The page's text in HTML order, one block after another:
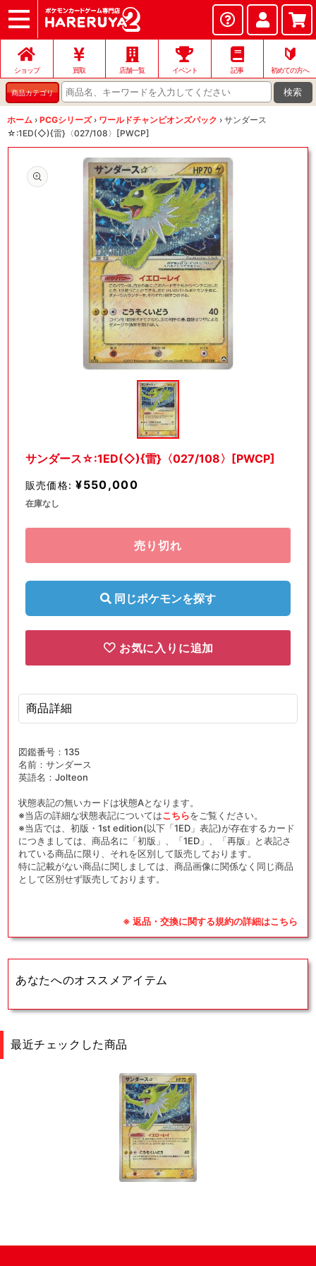
ショップ
店頭買取
ネット買取
店舗一覧
イベント
お問い合わせ
ショップ 買取 店舗一覧 イベント 記事
🔰
初めての方へ
商品カテゴリ 検索
ホーム › PCGシリーズ › ワールドチャンピオンズパック › サンダース
☆:1ED(◇){雷}〈027/108〉[PWCP]
(1)
を
サンダース☆:1ED(◇){雷}〈027/108〉[PWCP]
販売価格: ¥550,000
在庫なし
売り切れ
同じポケモンを探す
お気に入りに追加
商品詳細
図鑑番号：135
名前：サンダース
英語名：Jolteon
状態表記の無いカードは状態Aとなります。
※当店の詳細な状態表記についてはこちらをご覧ください。
※当店では、初版・1st edition(以下「1ED」表記)が存在するカード
につきましては、商品名に「初版」、「1ED」、「再版」と表記さ
れている商品に限り、それを区別して販売しております。
特に記載がない商品に関しましては、商品画像に関係なく同じ商品
として区別せず販売しております。
※ 返品・交換に関する規約の詳細はこちら
あなたへのオススメアイテム
最近チェックした商品